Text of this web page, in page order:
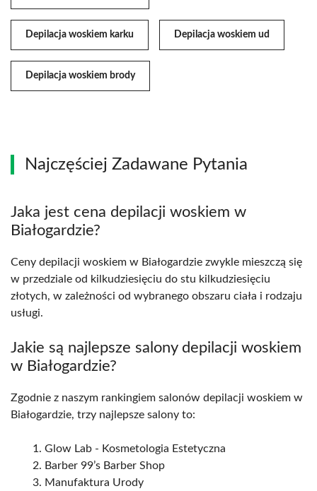
Depilacja woskiem karku Depilacja woskiem ud
Depilacja woskiem brody
Najczęściej Zadawane Pytania
Jaka jest cena depilacji woskiem w
Białogardzie?
Ceny depilacji woskiem w Białogardzie zwykle mieszczą się
w przedziale od kilkudziesięciu do stu kilkudziesięciu
złotych, w zależności od wybranego obszaru ciała i rodzaju
usługi.
Jakie są najlepsze salony depilacji woskiem
w Białogardzie?
Zgodnie z naszym rankingiem salonów depilacji woskiem w
Białogardzie, trzy najlepsze salony to:
Glow Lab - Kosmetologia Estetyczna
Barber 99’s Barber Shop
Manufaktura Urody